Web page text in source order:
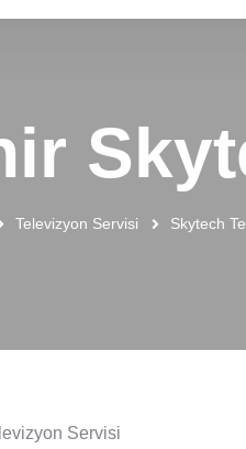
Televizyon Servisi Skytech